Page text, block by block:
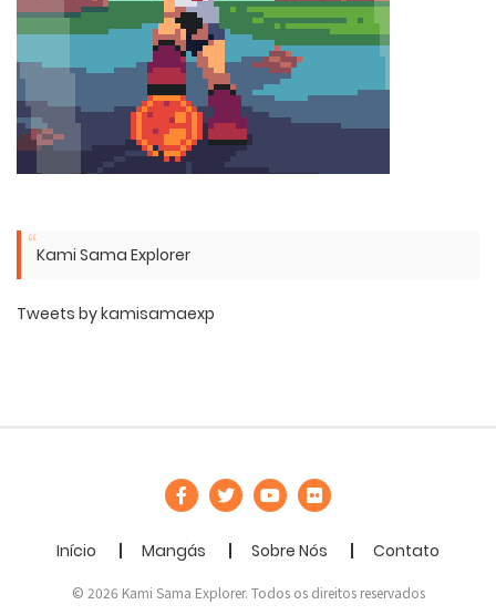
Kami Sama Explorer
Tweets by kamisamaexp
Início Mangás Sobre Nós Contato
© 2026 Kami Sama Explorer. Todos os direitos reservados